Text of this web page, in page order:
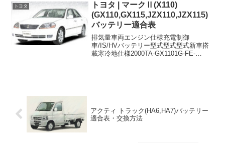
トヨタ
トヨタ | マークⅡ(X110)
(GX110,GX115,JZX110,JZX115)
バッテリー適合表
排気量車両エンジン仕様充電制御
車/IS/HVバッテリー型式型式型式新車搭
載寒冷地仕様2000TA-GX1101G-FE-
アクティ トラック(HA6,HA7)バッテリー
適合表・交換方法